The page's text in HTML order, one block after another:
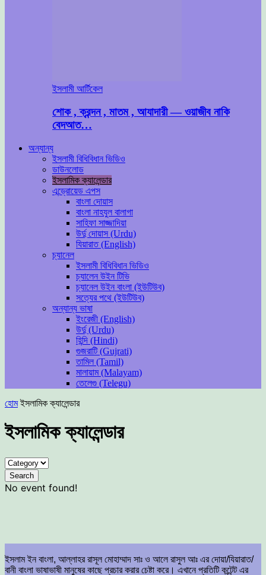
ইসলামী আর্টিকেল
শোক , ক্রন্দন , মাতম , আযাদারী — ওয়াজীব নাকি
বেদআত…
অন্যান্য
ইসলামী বিধিবিধান ভিডিও
ডাউনলোড
ইসলামিক ক্যালেন্ডার
এন্ড্রোয়েড এপস
বাংলা দোয়াস
বাংলা নাহযুল বালাগা
সাহিফা সাজ্জাদিয়া
উর্দু দোয়াস (Urdu)
যিয়ারাত (English)
চ্যানেল
ইসলামী বিধিবিধান ভিডিও
চ্যালেন উইন টিভি
চ্যানেল উইন বাংলা (ইউটিউব)
সত্যের পথে (ইউটিউব)
অন্যান্য ভাষা
ইংরেজী (English)
উর্দু (Urdu)
হিন্দি (Hindi)
গুজরাটি (Gujrati)
তামিল (Tamil)
মালায়াম (Malayam)
তেলেগু (Telegu)
হোম ইসলামিক ক্যালেন্ডার
ইসলামিক ক্যালেন্ডার
No event found!
ইসলাম ইন বাংলা, আল্লাহর রাসূল মোহাম্মাদ সাঃ ও আলে রাসুল আঃ এর দোয়া/যিয়ারাত/
বানী বাংলা ভাষাভাষী মানুষের কাছে প্রচার করার চেষ্টা করে। এখানে প্রতিটি কন্টেন্ট এর